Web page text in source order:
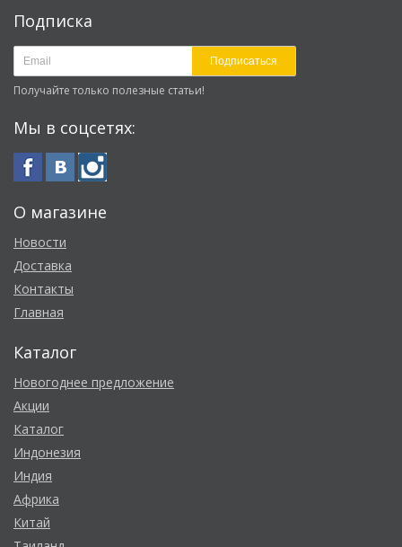
Подписка
Подписаться
Получайте только полезные статьи!
Мы в соцсетях:
О магазине
Новости
Доставка
Контакты
Главная
Каталог
Новогоднее предложение
Акции
Каталог
Индонезия
Индия
Африка
Китай